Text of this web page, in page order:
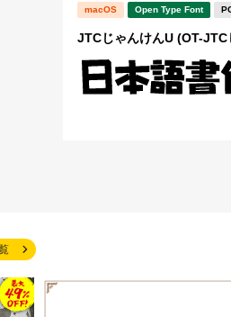
macOS Open Type Font
JTCじゃんけんU (OT-